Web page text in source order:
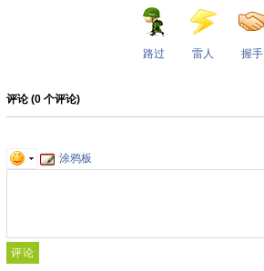
路过 雷人 握手
评论 (0 个评论)
涂鸦板